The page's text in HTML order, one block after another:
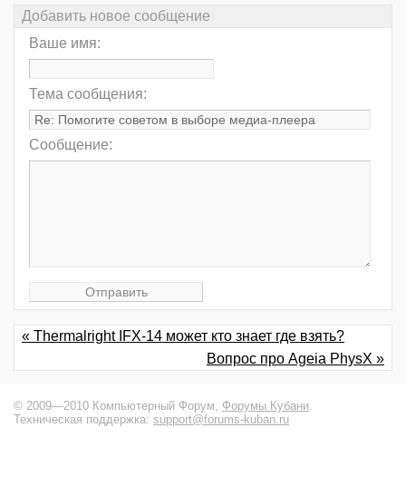
Добавить новое сообщение
Ваше имя:
Тема сообщения:
Сообщение:
« Thermalright IFX-14 может кто знает где взять?
Вопрос про Ageia PhysX »
© 2009—2010 Компьютерный Форум, Форумы Кубани.
Техническая поддержка: support@forums-kuban.ru